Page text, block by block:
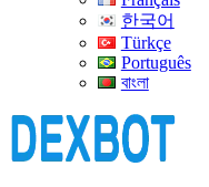
한국어
Türkçe
Português
বাংলা